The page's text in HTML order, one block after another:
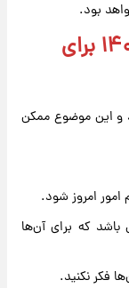
بود.
فال روزانه در روز ۲۴ خرداد ۱۴۰۵ برای
و این موضوع ممکن
امروز شود.
که برای آن‌ها
فکر نکنید.